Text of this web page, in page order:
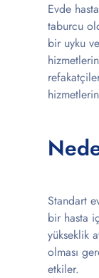
Evde
taburcu
bir uyku
Standart
bir hasta
yükseklik
olması
etkiler.